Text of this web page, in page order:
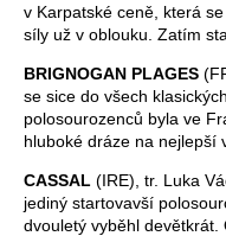
v Karpatské ceně, která
síly už v oblouku. Zatím
BRIGNOGAN PLAGES
se sice do všech
polosourozenců byla ve
hluboké dráze na nejlepší
CASSAL (IRE), tr. Luka
jediný startovavší
dvouletý vyběhl